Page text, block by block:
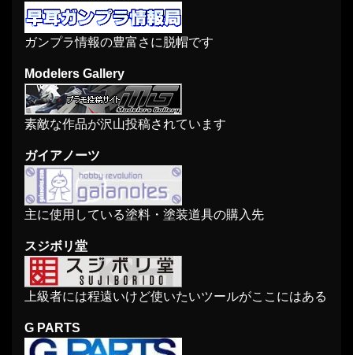
ガンプラ情報の豊富さに脱帽です
Modelers Gallery
素敵な作品が沢山投稿されています
ガイアノーツ
主に使用している塗料・塗装道具の購入先
スジボリ堂
上級者には程遠いけど使いたいツールがここにはある
G PARTS